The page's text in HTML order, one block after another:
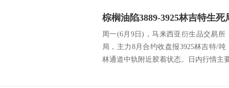
周一(6月9日)，马来西亚衍生品交易
局，主力8月合约收盘报3925林吉特/
林通道中轨附近胶着状态。日内行情主